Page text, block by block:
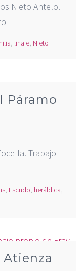
Nieto Antelo.
, linaje, Nieto
Páramo
Trabajo
, Escudo, heráldica,
Atienza